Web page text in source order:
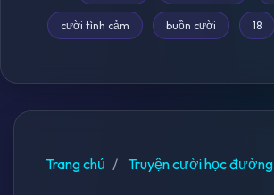
cười tình cảm buồn cười 18
Trang chủ Truyện cười học đường